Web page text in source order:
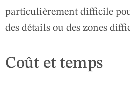
particulièrement difficile
des détails ou des zones
Coût et temps